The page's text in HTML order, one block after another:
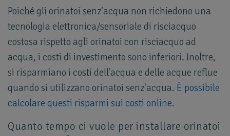
Poiché gli orinatoi senz'acqua non richiedono una
tecnologia elettronica/sensoriale di risciacquo
costosa rispetto agli orinatoi con risciacquo ad
acqua, i costi di investimento sono inferiori. Inoltre,
si risparmiano i costi dell'acqua e delle acque reflue
quando si utilizzano orinatoi senz'acqua. È possibile
calcolare questi risparmi sui costi online.
Quanto tempo ci vuole per installare orinatoi